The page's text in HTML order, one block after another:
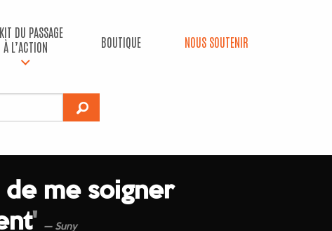
DU PASSAGE
À L’ACTION
BOUTIQUE NOUS SOUTENIR
me soigner
' Suny